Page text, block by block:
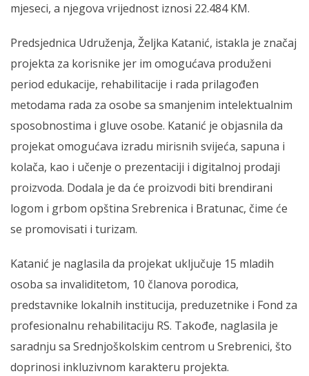
mjeseci, a njegova vrijednost iznosi 22.484 KM.
Predsjednica Udruženja, Željka Katanić, istakla je značaj
projekta za korisnike jer im omogućava produženi
period edukacije, rehabilitacije i rada prilagođen
metodama rada za osobe sa smanjenim intelektualnim
sposobnostima i gluve osobe. Katanić je objasnila da
projekat omogućava izradu mirisnih svijeća, sapuna i
kolača, kao i učenje o prezentaciji i digitalnoj prodaji
proizvoda. Dodala je da će proizvodi biti brendirani
logom i grbom opština Srebrenica i Bratunac, čime će
se promovisati i turizam.
Katanić je naglasila da projekat uključuje 15 mladih
osoba sa invaliditetom, 10 članova porodica,
predstavnike lokalnih institucija, preduzetnike i Fond za
profesionalnu rehabilitaciju RS. Takođe, naglasila je
saradnju sa Srednjoškolskim centrom u Srebrenici, što
doprinosi inkluzivnom karakteru projekta.